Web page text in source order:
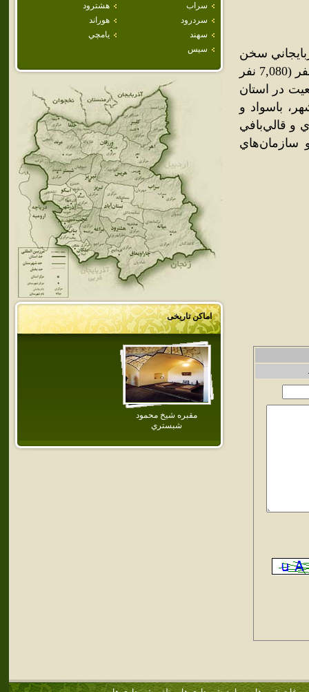
سراب
هشترود
سردرود
هوراند
سهند
يامچي
سيس
اماکن تاریخی
مقبره شيخ محمود
شبستري
سخن
مي‌گويند. جمعيت اين شهر، در سال 1385 خورشيدي، بالغ بر 13,857 نفر (7,080 نفر
در استان
نفر از مردم شهر، باسواد و
و قالي‌بافي
سازمان‌هاي